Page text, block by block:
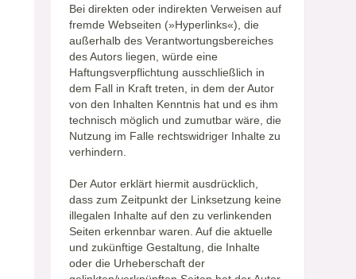
Bei direkten oder indirekten Verweisen auf
fremde Webseiten (»Hyperlinks«), die
außerhalb des Verantwortungsbereiches
des Autors liegen, würde eine
Haftungsverpflichtung ausschließlich in
dem Fall in Kraft treten, in dem der Autor
von den Inhalten Kenntnis hat und es ihm
technisch möglich und zumutbar wäre, die
Nutzung im Falle rechtswidriger Inhalte zu
verhindern.
Der Autor erklärt hiermit ausdrücklich,
dass zum Zeitpunkt der Linksetzung keine
illegalen Inhalte auf den zu verlinkenden
Seiten erkennbar waren. Auf die aktuelle
und zukünftige Gestaltung, die Inhalte
oder die Urheberschaft der